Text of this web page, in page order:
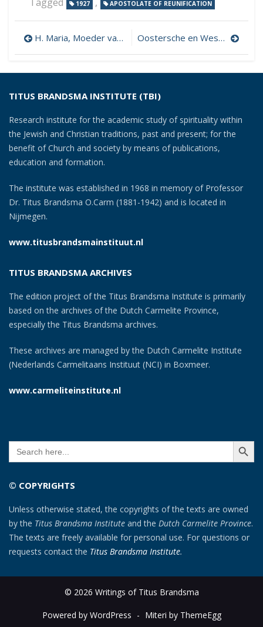
1927 APOSTOLATE OF REUNIFICATION
Post
navigation
H. Maria, Moeder van Altijddurenden Bijstand… Oostersche en Westersche mystiek
TITUS BRANDSMA INSTITUTE (TBI)
Research institute for the academic study of spirituality within
the Jewish and Christian traditions, past and present; for the
benefit of Church and society by means of publications,
education and formation.
The institute was established in 1968 in memory of Professor
Dr. Titus Brandsma O.Carm (1881-1942) and is located in
Nijmegen.
www.titusbrandsmainstituut.nl
TITUS BRANDSMA ARCHIVES
The edition project of the Titus Brandsma Institute is primarily
based on the archives of the Dutch Carmelite Province,
especially the Titus Brandsma archives.
These archives are managed by the Dutch Carmelite Institute
(Nederlands Carmelitaans Instituut (NCI) in Boxmeer.
www.carmeliteinstitute.nl
Search
for:
SEARCH
© COPYRIGHTS
Unless otherwise stated, the copyrights of the texts are owned
by the Titus Brandsma Institute and the Dutch Carmelite Province.
The texts are freely available for personal use. For questions or
requests contact the Titus Brandsma Institute.
© 2026 Writings of Titus Brandsma
Powered by WordPress - Miteri by ThemeEgg